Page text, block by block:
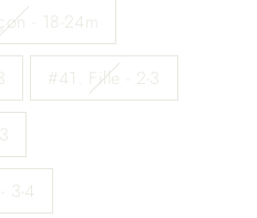
- 18-24m
#41. Fille - 2-3
3-4